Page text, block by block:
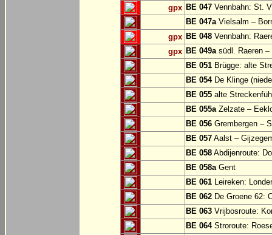
gpx BE 047 Vennbahn: St.
BE 047aVielsalm –
gpx BE 048 Vennbahn:
gpx BE 049asüdl. Raeren –
BE 051 Brügge: alte
BE 054De Klinge
BE 055 alte
BE 055aZelzate –
BE 056 Grembergen –
BE 057 Aalst –
BE 058 Abdijenroute:
BE 058aGent
BE 061 Leireken:
BE 062 De Groene 62:
BE 063 Vrijbosroute:
BE 064Stroroute: